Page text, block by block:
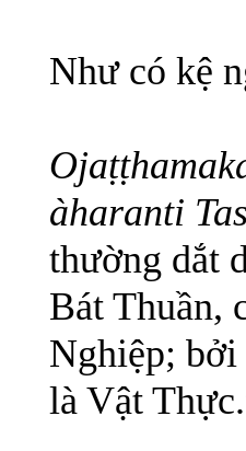
Như có kệ
àharanti
thường dắt
Bát Thuần,
Nghiệp; bởi
là Vật